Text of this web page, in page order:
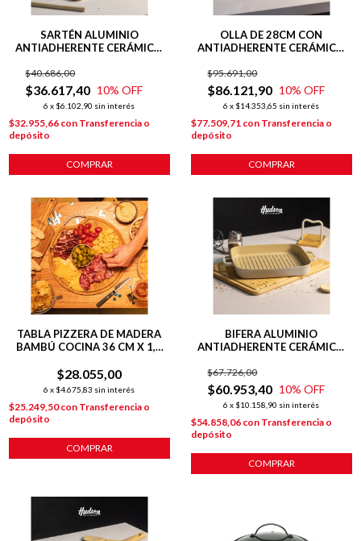
SARTÉN ALUMINIO
ANTIADHERENTE CERÁMICO
$36.617,40
$40.686,00
10% OFF
6 x $6.102,90 sin interés
$32.955,66 con Transferencia o
depósito
COMPRAR
OLLA DE 28CM CON
ANTIADHERENTE CERÁMICO
$86.121,90
$95.691,00
10% OFF
6 x $14.353,65 sin interés
$77.509,71 con Transferencia o
depósito
COMPRAR
TABLA PIZZERA DE MADERA
BAMBÚ COCINA 36 CM X 1,5
$28.055,00
6 x $4.675,83 sin interés
$25.249,50con Transferencia o
depósito
COMPRAR
BIFERA ALUMINIO
ANTIADHERENTE CERÁMICO
$60.953,40
$67.726,00
10% OFF
6 x $10.158,90 sin interés
$54.858,06 con Transferencia o
depósito
COMPRAR